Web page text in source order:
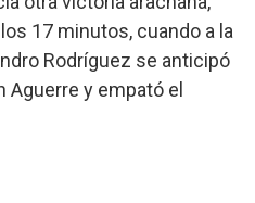
17 minutos, cuando a la
Rodríguez se anticipó
Aguerre y empató el